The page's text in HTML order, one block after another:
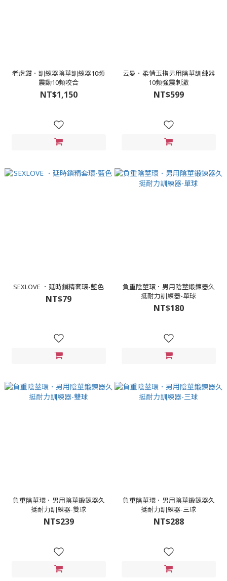
老虎鉗．訓練器陰莖訓練器10頻
震動10頻咬合
NT$1,150
云曼．柔情玉指男用陰莖訓練器
10頻強震刺激
NT$599
SEXLOVE ．延時鎖精套環-藍色
NT$79
負重陰莖環．男用陰莖鍛鍊器久
挺耐力訓練器-單球
NT$180
負重陰莖環．男用陰莖鍛鍊器久
挺耐力訓練器-雙球
NT$239
負重陰莖環．男用陰莖鍛鍊器久
挺耐力訓練器-三球
NT$288